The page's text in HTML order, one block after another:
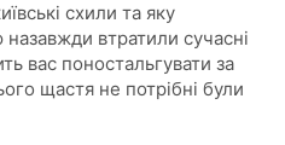
схили та яку
втратили сучасні
вас поностальгувати за
щастя не потрібні були